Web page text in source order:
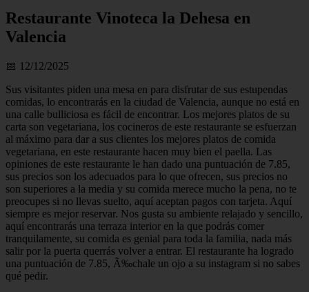
Restaurante Vinoteca la Dehesa en
Valencia
📅 12/12/2025
Sus visitantes piden una mesa en para disfrutar de sus estupendas
comidas, lo encontrarás en la ciudad de Valencia, aunque no está en
una calle bulliciosa es fácil de encontrar. Los mejores platos de su
carta son vegetariana, los cocineros de este restaurante se esfuerzan
al máximo para dar a sus clientes los mejores platos de comida
vegetariana, en este restaurante hacen muy bien el paella. Las
opiniones de este restaurante le han dado una puntuación de 7.85,
sus precios son los adecuados para lo que ofrecen, sus precios no
son superiores a la media y su comida merece mucho la pena, no te
preocupes si no llevas suelto, aquí aceptan pagos con tarjeta. Aquí
siempre es mejor reservar. Nos gusta su ambiente relajado y sencillo,
aquí encontrarás una terraza interior en la que podrás comer
tranquilamente, su comida es genial para toda la familia, nada más
salir por la puerta querrás volver a entrar. El restaurante ha logrado
una puntuación de 7.85, Ã‰chale un ojo a su instagram si no sabes
qué pedir.